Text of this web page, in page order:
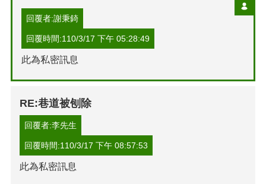
回覆者:謝秉錡
回覆時間:110/3/17 下午 05:28:49
此為私密訊息
RE:巷道被刨除
回覆者:李先生
回覆時間:110/3/17 下午 08:57:53
此為私密訊息